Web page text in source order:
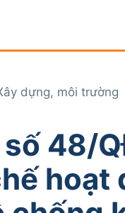
dựng, môi trường
48/
hoạt